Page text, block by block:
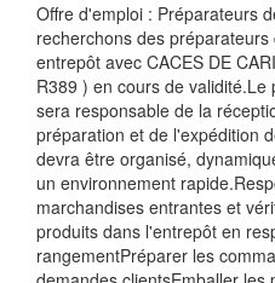
Offre d'emploi : Préparateurs
recherchons des
entrepôt avec CACES DE
R389 ) en cours de
sera responsable de la
préparation et de l'expédition
devra être organisé,
un environnement
marchandises entrantes et
produits dans l'entrepôt en
rangementPréparer les